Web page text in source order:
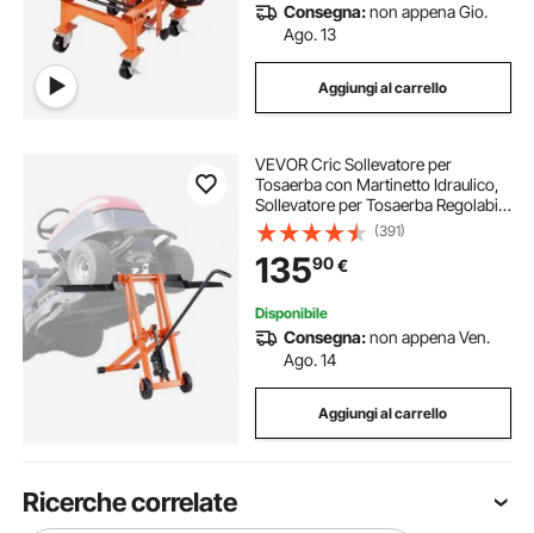
Consegna:non appena Gio.
Ago. 13
Aggiungi al carrello
VEVOR Cric Sollevatore per
Tosaerba con Martinetto Idraulico,
Sollevatore per Tosaerba Regolabile
in Acciaio Carbonio per Trattori
Guida e Tosaerba a Raggio Sterzata
Zero, Capacità 225 kg Arancione
(391)
13590€
Disponibile
Consegna:non appena Ven.
Ago. 14
Aggiungi al carrello
Ricerche correlate